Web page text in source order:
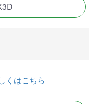
くはこちら